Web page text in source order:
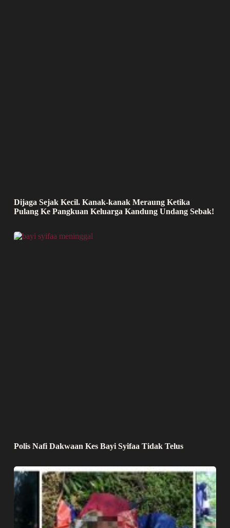
Dijaga Sejak Kecil. Kanak-kanak Meraung Ketika
Pulang Ke Pangkuan Keluarga Kandung Undang Sebak!
Polis Nafi Dakwaan Kes Bayi Syifaa Tidak Telus